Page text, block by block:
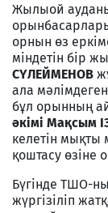
Жылыой
орнын өз
міндетін бір
СҮЛЕЙМЕНОВ
ала
бұл орынның
әкімі Мақсым
келетін
қоштасу өзіне
Бүгінде ТШО-
жүргізіліп